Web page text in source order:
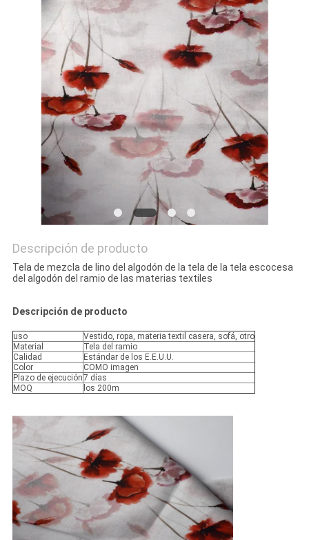
SITIO
PRIVACY
POLICY
Descripción de producto
Tela de mezcla de lino del algodón de la tela de la tela escocesa
del algodón del ramio de las materias textiles
Descripción de producto
uso
Vestido, ropa, materia textil casera, sofá, otro
Material
Tela del ramio
Calidad
Estándar de los E.E.U.U.
Color
COMO imagen
Plazo de ejecución7 días
MOQ
los 200m